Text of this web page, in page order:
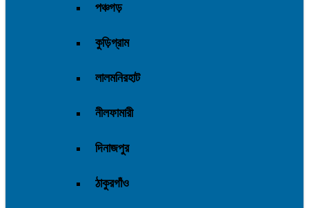
পঞ্চগড়
কুড়িগ্রাম
লালমনিরহাট
নীলফামারী
দিনাজপুর
ঠাকুরগাঁও